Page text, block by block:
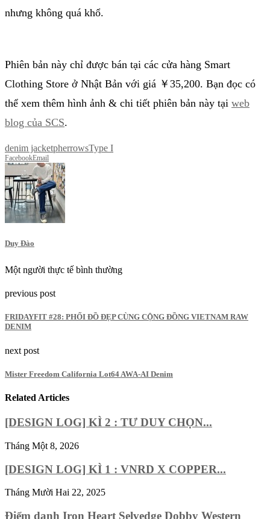
nhưng không quá khổ.
Phiên bản này chỉ được bán tại các cửa hàng Smart
Clothing Store ở Nhật Bản với giá ￥35,200. Bạn đọc có
thể xem thêm hình ảnh & chi tiết phiên bản này tại web
blog của SCS.
denim jacketpherrowsType I
FacebookEmail
Duy Đào
Một người thực tế bình thường
previous post
FRIDAYFIT #28: PHỐI ĐỒ ĐẸP CÙNG CỘNG ĐỒNG VIETNAM RAW
DENIM
next post
Mister Freedom California Lot64 AWA-AI Denim
Related Articles
[DESIGN LOG] KÌ 2 : TƯ DUY CHỌN...
Tháng Một 8, 2026
[DESIGN LOG] KÌ 1 : VNRD X COPPER...
Tháng Mười Hai 22, 2025
Điểm danh Iron Heart Selvedge Dobby Western